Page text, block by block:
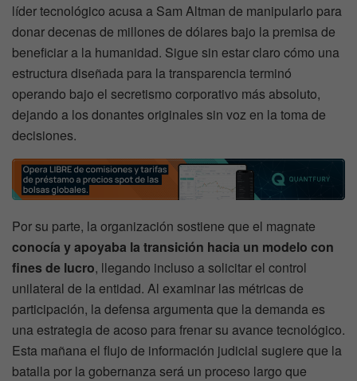
líder tecnológico acusa a Sam Altman de manipularlo para
donar decenas de millones de dólares bajo la premisa de
beneficiar a la humanidad. Sigue sin estar claro cómo una
estructura diseñada para la transparencia terminó
operando bajo el secretismo corporativo más absoluto,
dejando a los donantes originales sin voz en la toma de
decisiones.
Por su parte, la organización sostiene que el magnate
conocía y apoyaba la transición hacia un modelo con
fines de lucro, llegando incluso a solicitar el control
unilateral de la entidad. Al examinar las métricas de
participación, la defensa argumenta que la demanda es
una estrategia de acoso para frenar su avance tecnológico.
Esta mañana el flujo de información judicial sugiere que la
batalla por la gobernanza será un proceso largo que